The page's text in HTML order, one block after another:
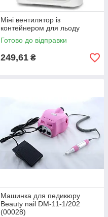
Міні вентилятор із
контейнером для льоду
Готово до відправки
249,61 ₴
Машинка для педикюру
Beauty nail DM-11-1/202
(00028)